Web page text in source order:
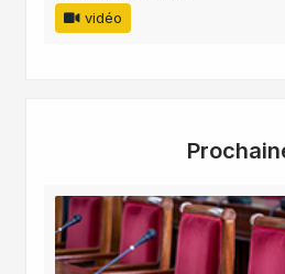
vidéo